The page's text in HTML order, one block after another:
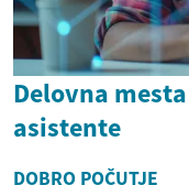
Delovna
asistente
DOBRO POČUTJE